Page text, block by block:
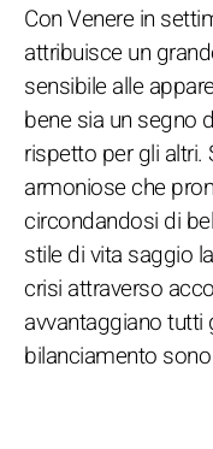
Con Venere in
attribuisce un
sensibile alle
bene sia un segno
rispetto per gli altri.
armoniose che
circondandosi di
stile di vita saggio
crisi attraverso
avvantaggiano tutti
bilanciamento